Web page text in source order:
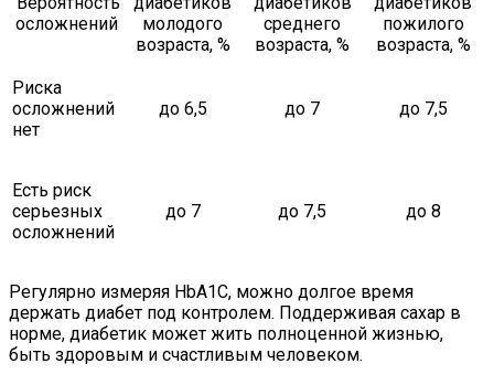
осложнений
молодого
возраста, %
среднего
возраста, %
пожилого
возраста, %
Риска
осложнений
нет
до 6,5 до 7 до 7,5
Есть риск
серьезных
осложнений
до 7 до 7,5 до 8
Регулярно измеряя HbA1C, можно долгое время
держать диабет под контролем. Поддерживая сахар в
норме, диабетик может жить полноценной жизнью,
быть здоровым и счастливым человеком.